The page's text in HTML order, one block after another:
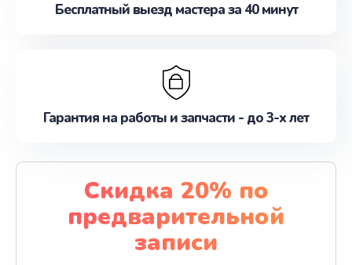
Бесплатный выезд мастера за 40 минут
Гарантия на работы и запчасти - до 3-х лет
Скидка 20% по
предварительной
записи